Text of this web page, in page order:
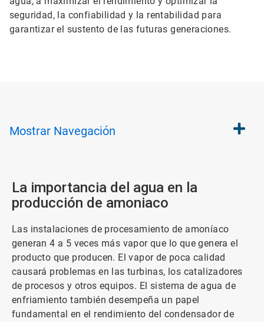
seguridad, la confiabilidad y la rentabilidad para
garantizar el sustento de las futuras generaciones.
Mostrar Navegación
La importancia del agua en la
producción de amoniaco
Las instalaciones de procesamiento de amoníaco
generan 4 a 5 veces más vapor que lo que genera el
producto que producen. El vapor de poca calidad
causará problemas en las turbinas, los catalizadores
de procesos y otros equipos. El sistema de agua de
enfriamiento también desempeña un papel
fundamental en el rendimiento del condensador de